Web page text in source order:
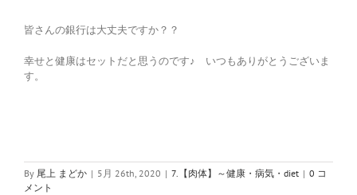
皆さんの銀行は大丈夫ですか？？
幸せと健康はセットだと思うのです♪ いつもありがとうございま
す。
By 尾上 まどか | 5月 26th, 2020 | 7.【肉体】～健康・病気・diet | 0 コ
メント